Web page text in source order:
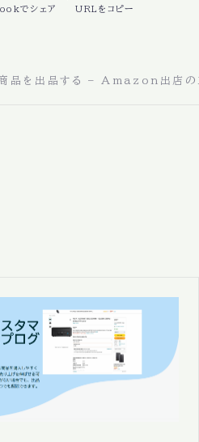
でシェア URLをコピー
商品を出品する – Amazon出店の